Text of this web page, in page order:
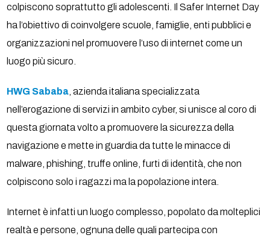
colpiscono soprattutto gli adolescenti. Il Safer Internet Day
ha l’obiettivo di coinvolgere scuole, famiglie, enti pubblici e
organizzazioni nel promuovere l’uso di internet come un
luogo più sicuro.
HWG Sababa , azienda italiana specializzata
nell’erogazione di servizi in ambito cyber, si unisce al coro di
questa giornata volto a promuovere la sicurezza della
navigazione e mette in guardia da tutte le minacce di
malware, phishing, truffe online, furti di identità, che non
colpiscono solo i ragazzi ma la popolazione intera.
Internet è infatti un luogo complesso, popolato da molteplici
realtà e persone, ognuna delle quali partecipa con